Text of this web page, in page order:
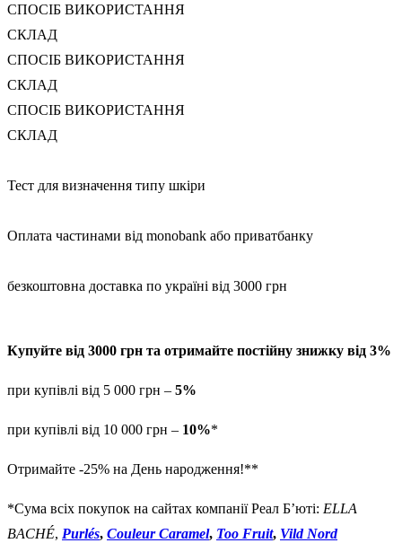
СПОСІБ ВИКОРИСТАННЯ
СКЛАД
СПОСІБ ВИКОРИСТАННЯ
СКЛАД
СПОСІБ ВИКОРИСТАННЯ
СКЛАД
Тест для визначення типу шкіри
Оплата частинами від monobank або приватбанку
безкоштовна доставка по україні від 3000 грн
Купуйте від 3000 грн та отримайте постійну знижку від 3%
при купівлі від 5 000 грн – 5%
при купівлі від 10 000 грн – 10%*
Отримайте -25% на День народження!**
*Сума всіх покупок на сайтах компанії Реал Б’юті: ELLA
BACHÉ, Purlés, Couleur Caramel, Too Fruit, Vild Nord